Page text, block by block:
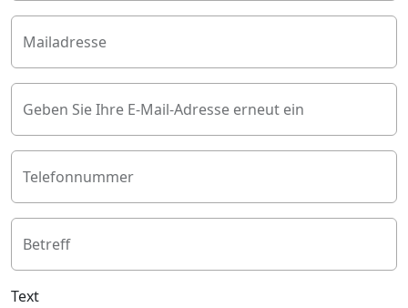
Mailadresse
Geben Sie Ihre E-Mail-Adresse erneut ein
Telefonnummer
Betreff
Text